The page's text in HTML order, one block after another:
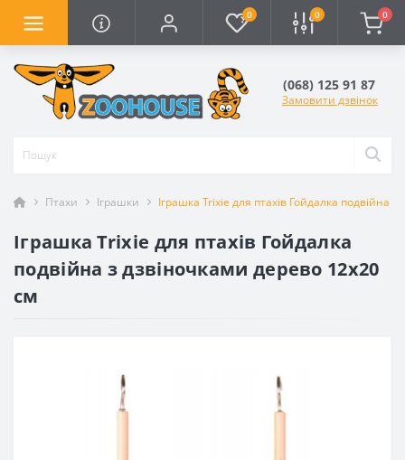
0 0 0
(068) 125 91 87
Замовити дзвінок
Птахи Іграшки Іграшка Trixie для птахів Гойдалка подвійна
Іграшка Trixie для птахів Гойдалка
подвійна з дзвіночками дерево 12х20
см